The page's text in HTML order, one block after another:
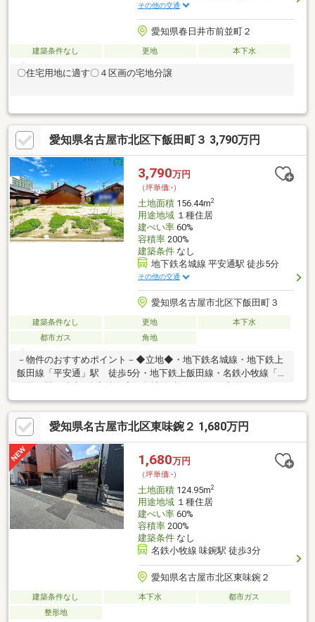
その他の交通
愛知県春日井市前並町２
建築条件なし 更地 本下水
〇住宅用地に適す〇４区画の宅地分譲
愛知県名古屋市北区下飯田町３ 3,790万円
3,790万円
（坪単価:-）
土地面積156.44m2
用途地域１種住居
建ぺい率60%
容積率200%
建築条件なし
地下鉄名城線 平安通駅 徒歩5分
その他の交通
愛知県名古屋市北区下飯田町３
建築条件なし 更地
本下水
都市ガス
角地
－物件のおすすめポイント－◆立地◆・地下鉄名城線・地下鉄上
飯田線「平安通」駅 徒歩5分・地下鉄上飯田線・名鉄小牧線「上
坪)！・前面道路は北側幅員約2.4ｍ、西側幅員約2.7ｍ◆周辺環境
◆・名北小学校 徒歩2分・若葉中学校 徒歩7分・マックスバリ
ュ若葉通店 徒歩6分・Ｖ・drug瑠璃光店 徒歩5分・ローソン北
区平安二丁目店 徒歩4分※建築条件無し、お好きなハウスメーカ
ーで建てられます！
愛知県名古屋市北区東味鋺２ 1,680万円
1,680万円
（坪単価:-）
土地面積124.95m2
用途地域１種住居
建ぺい率60%
容積率200%
建築条件なし
名鉄小牧線 味鋺駅 徒歩3分
愛知県名古屋市北区東味鋺２
建築条件なし 本下水
都市ガス
整形地